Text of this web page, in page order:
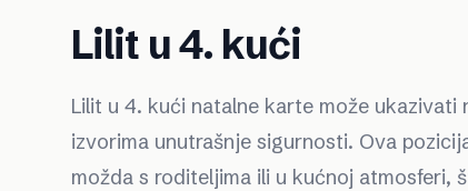
Lilit u 4. kući
Lilit u 4. kući natalne karte može
izvorima unutrašnje sigurnosti. Ova
možda s roditeljima ili u kućnoj atmosferi,